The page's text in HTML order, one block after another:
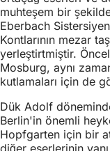
muhteşem bir
Eberbach
Kontlarının mezar
yerleştirtmiştir.
Mosburg, aynı
kutlamaları için de
Dük Adolf
Berlin'in önemli
Hopfgarten için bir
diğer eserlerinin